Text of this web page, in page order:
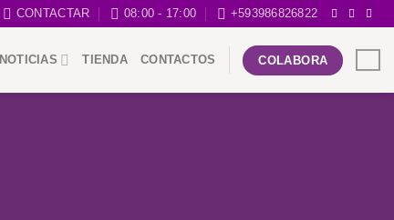
CONTACTAR 08:00 - 17:00 +593986826822
NOTICIAS TIENDA CONTACTOS COLABORA